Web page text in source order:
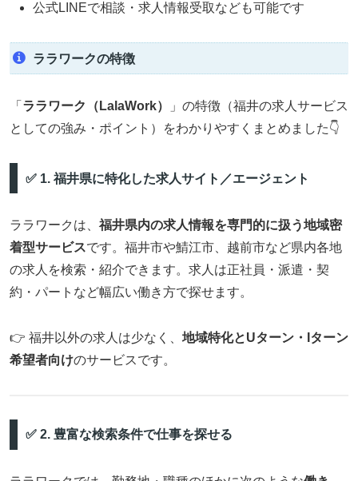
公式LINEで相談・求人情報受取なども可能です
ララワークの特徴
「 ララワーク（LalaWork）
」の特徴（福井の求人サービス
としての強み・ポイント）をわかりやすくまとめました👇
✅ 1. 福井県に特化した求人サイト／エージェント
ララワークは、 福井県内の求人情報を専門的に扱う地域密
着型サービスです。福井市や鯖江市、越前市など県内各地
の求人を検索・紹介できます。求人は正社員・派遣・契
約・パートなど幅広い働き方で探せます。
👉 福井以外の求人は少なく、 地域特化とUターン・Iターン
希望者向けのサービスです。
✅ 2. 豊富な検索条件で仕事を探せる